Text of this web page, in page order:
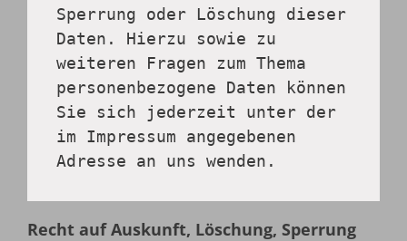
Sperrung oder Löschung dieser
Daten. Hierzu sowie zu
weiteren Fragen zum Thema
personenbezogene Daten können
Sie sich jederzeit unter der
im Impressum angegebenen
Adresse an uns wenden.
Recht auf Auskunft, Löschung, Sperrung